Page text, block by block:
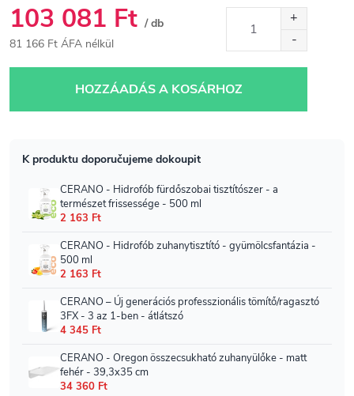
103 081 Ft / db
81 166 Ft ÁFA nélkül
HOZZÁADÁS A KOSÁRHOZ